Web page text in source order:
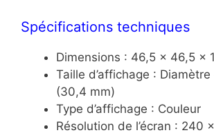
Spécifications techniques
Dimensions : 46,5 x 46,5 x
Taille d’affichage : Diamètre
(30,4 mm)
Type d’affichage : Couleur
Résolution de l’écran : 240